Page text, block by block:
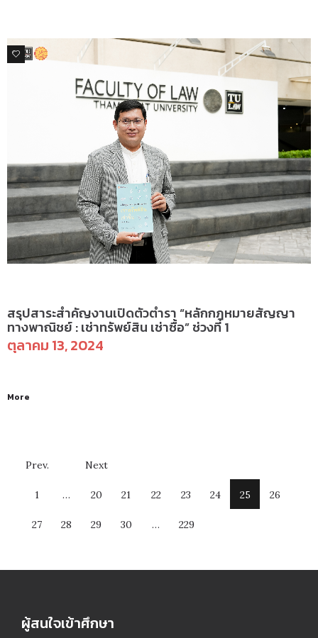
0
สรุปสาระสำคัญงานเปิดตัวตำรา “หลักกฎหมายสัญญา
ทางพาณิชย์ : เช่าทรัพย์สิน เช่าซื้อ” ช่วงที่ 1
ตุลาคม 13, 2024
More
Prev. Next
1 … 20 21 22 23 24 25 26
27 28 29 30 … 229
ผู้สนใจเข้าศึกษา